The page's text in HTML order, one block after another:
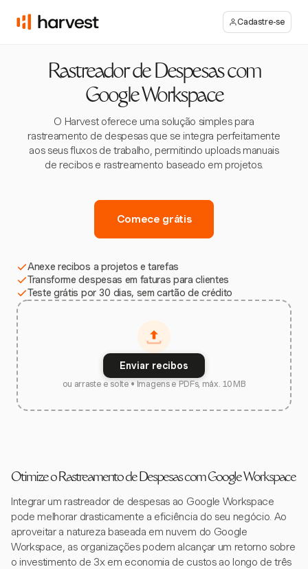
Cadastre-se
Rastreador de Despesas com
Google Workspace
O Harvest oferece uma solução simples para
rastreamento de despesas que se integra perfeitamente
aos seus fluxos de trabalho, permitindo uploads manuais
de recibos e rastreamento baseado em projetos.
Comece grátis
Anexe recibos a projetos e tarefas
Transforme despesas em faturas para clientes
Teste grátis por 30 dias, sem cartão de crédito
Enviar recibos
ou arraste e solte • Imagens e PDFs, máx. 10 MB
Otimize o Rastreamento de Despesas com Google Workspace
Integrar um rastreador de despesas ao Google Workspace
pode melhorar drasticamente a eficiência do seu negócio. Ao
aproveitar a natureza baseada em nuvem do Google
Workspace, as organizações podem alcançar um retorno sobre
o investimento de 3x em economia de custos ao longo de três